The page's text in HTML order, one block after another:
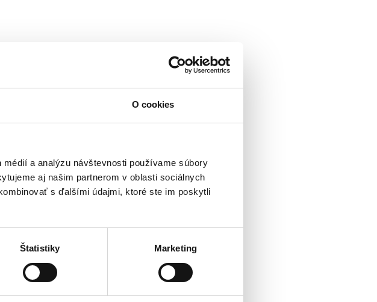
O cookies
a analýzu návštevnosti používame súbory
aj našim partnerom v oblasti sociálnych
s ďalšími údajmi, ktoré ste im poskytli
Štatistiky Marketing